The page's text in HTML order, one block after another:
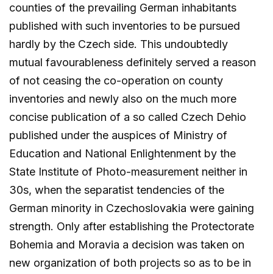
counties of the prevailing German inhabitants
published with such inventories to be pursued
hardly by the Czech side. This undoubtedly
mutual favourableness definitely served a reason
of not ceasing the co-operation on county
inventories and newly also on the much more
concise publication of a so called Czech Dehio
published under the auspices of Ministry of
Education and National Enlightenment by the
State Institute of Photo-measurement neither in
30s, when the separatist tendencies of the
German minority in Czechoslovakia were gaining
strength. Only after establishing the Protectorate
Bohemia and Moravia a decision was taken on
new organization of both projects so as to be in